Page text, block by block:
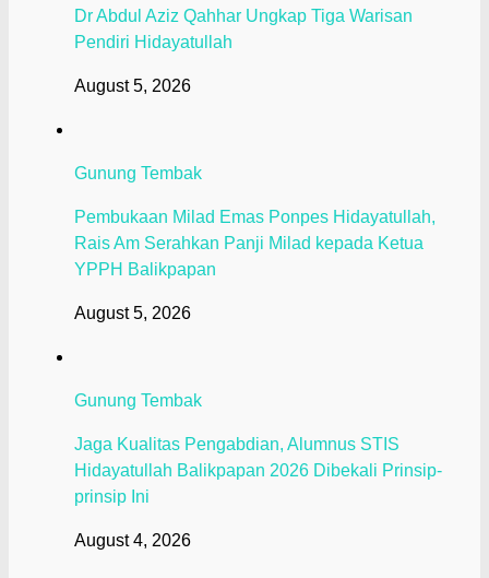
Dr Abdul Aziz Qahhar Ungkap Tiga Warisan
Pendiri Hidayatullah
August 5, 2026
Gunung Tembak
Pembukaan Milad Emas Ponpes Hidayatullah,
Rais Am Serahkan Panji Milad kepada Ketua
YPPH Balikpapan
August 5, 2026
Gunung Tembak
Jaga Kualitas Pengabdian, Alumnus STIS
Hidayatullah Balikpapan 2026 Dibekali Prinsip-
prinsip Ini
August 4, 2026